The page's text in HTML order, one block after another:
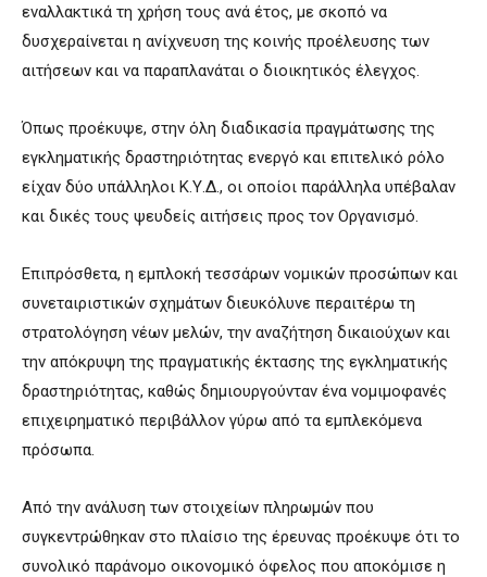
εναλλακτικά τη χρήση τους ανά έτος, με σκοπό να
δυσχεραίνεται η ανίχνευση της κοινής προέλευσης των
αιτήσεων και να παραπλανάται ο διοικητικός έλεγχος.
Όπως προέκυψε, στην όλη διαδικασία πραγμάτωσης της
εγκληματικής δραστηριότητας ενεργό και επιτελικό ρόλο
είχαν δύο υπάλληλοι Κ.Υ.Δ., οι οποίοι παράλληλα υπέβαλαν
και δικές τους ψευδείς αιτήσεις προς τον Οργανισμό.
Επιπρόσθετα, η εμπλοκή τεσσάρων νομικών προσώπων και
συνεταιριστικών σχημάτων διευκόλυνε περαιτέρω τη
στρατολόγηση νέων μελών, την αναζήτηση δικαιούχων και
την απόκρυψη της πραγματικής έκτασης της εγκληματικής
δραστηριότητας, καθώς δημιουργούνταν ένα νομιμοφανές
επιχειρηματικό περιβάλλον γύρω από τα εμπλεκόμενα
πρόσωπα.
Από την ανάλυση των στοιχείων πληρωμών που
συγκεντρώθηκαν στο πλαίσιο της έρευνας προέκυψε ότι το
συνολικό παράνομο οικονομικό όφελος που αποκόμισε η